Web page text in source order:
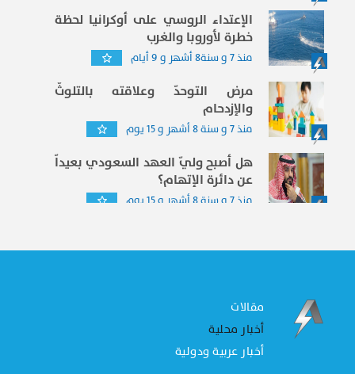
الإعتداء الروسي على أوكرانيا لحظة
خطرة لأوروبا والغرب
منذ 7 و سنة8 أشهر و 9 أيام
مرض التوحدّ وعلاقته بالتلوثّ
والإزدحام
منذ 7 و سنة 8 أشهر و 15 يوم
هل أصبح وليّ العهد السعودي بعيداّ
عن دائرة الإتهام؟
منذ 7 و سنة 8 أشهر و 15 يوم
مقالات
أخبار محلية
أخبار عربية ودولية